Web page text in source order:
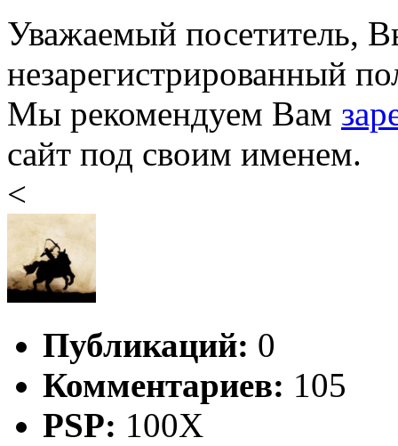
Уважаемый посетитель,
незарегистрированный
Мы рекомендуем Вам
сайт под своим именем.
<
Публикаций: 0
Комментариев: 105
PSP: 100X